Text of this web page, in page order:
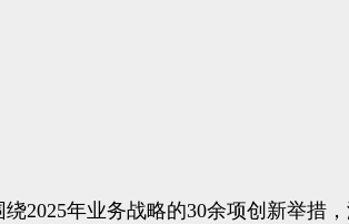
2025年业务战略的30余项创新举措